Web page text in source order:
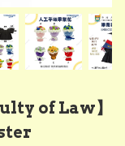
of Law】